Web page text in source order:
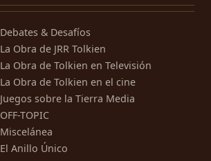
Debates & Desafíos
La Obra de JRR Tolkien
La Obra de Tolkien en Televisión
La Obra de Tolkien en el cine
Juegos sobre la Tierra Media
OFF-TOPIC
Miscelánea
El Anillo Único